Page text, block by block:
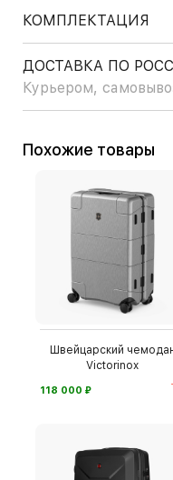
КОМПЛЕКТАЦИЯ
ДОСТАВКА ПО
Курьером,
Похожие товары
Швейцарский
Victorinox
118 000 ⃏